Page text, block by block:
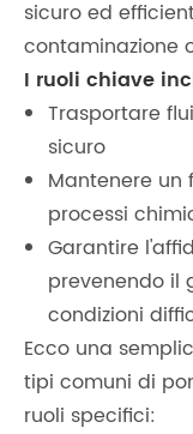
sicuro ed
contaminazione
I ruoli chiave
Trasportare
sicuro
Mantenere un
processi
Garantire
prevenendo il
condizioni
Ecco una
tipi comuni di
ruoli specifici: